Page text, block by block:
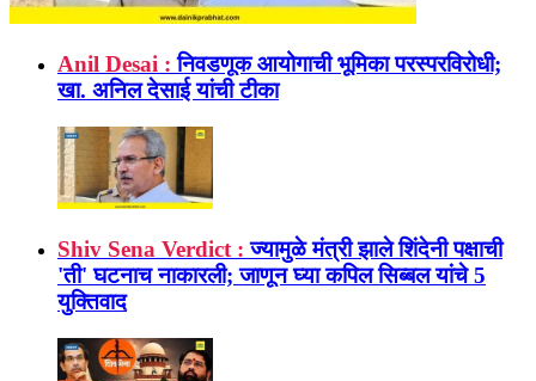
Anil Desai : निवडणूक आयोगाची भूमिका परस्परविरोधी;
खा. अनिल देसाई यांची टीका
Shiv Sena Verdict : ज्यामुळे मंत्री झाले शिंदेनी पक्षाची
'ती' घटनाच नाकारली; जाणून घ्या कपिल सिब्बल यांचे 5
युक्तिवाद